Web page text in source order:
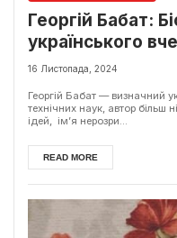
Георгій Бабат:
українського
16 Листопада, 2024
Георгій Бабат — визначний
технічних наук, автор більш
ідей, ім’я нерозри...
READ MORE